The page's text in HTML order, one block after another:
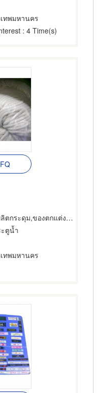
ทพมหานคร
: 4 Time(s)
ดุม,ของตกแต่งเสื้อผ้า,เชือก
ตูน้ำ
ทพมหานคร